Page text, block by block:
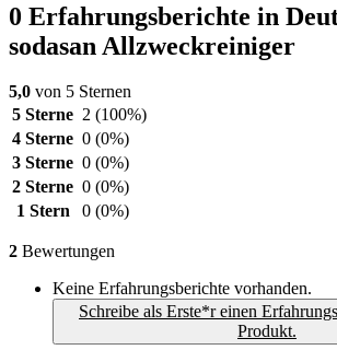
0 Erfahrungsberichte in
sodasan Allzweckreiniger
5,0 von 5 Sternen
5 Sterne 2 (100%)
4 Sterne 0 (0%)
3 Sterne 0 (0%)
2 Sterne 0 (0%)
1 Stern
0 (0%)
2 Bewertungen
Keine Erfahrungsberichte vorhanden.
Schreibe als Erste*r einen
Produkt.